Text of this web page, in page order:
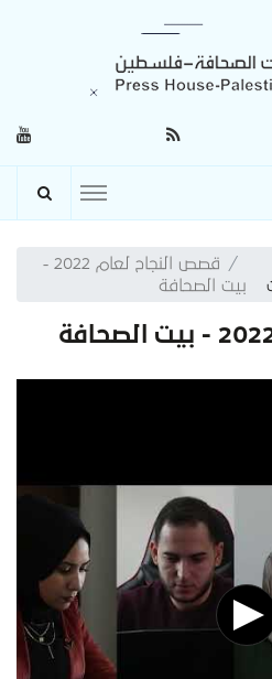
قصص النجاح لعام 2022 -
بيت الصحافة